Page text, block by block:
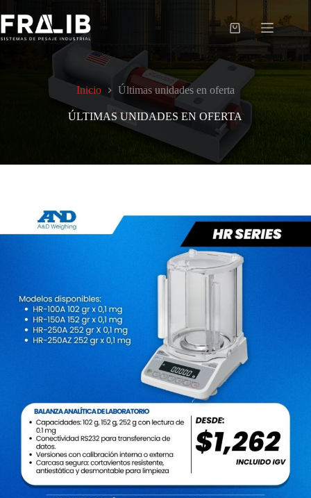
al
contenido
Shopping
cart
Inicio Últimas unidades en oferta
ÚLTIMAS UNIDADES EN OFERTA